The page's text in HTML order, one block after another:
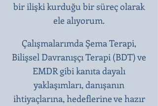
bir ilişki kurduğu bir süreç olarak
ele alıyorum.
Çalışmalarımda Şema Terapi,
Bilişsel Davranışçı Terapi (BDT) ve
EMDR gibi kanıta dayalı
yaklaşımları, danışanın
ihtiyaçlarına, hedeflerine ve hazır